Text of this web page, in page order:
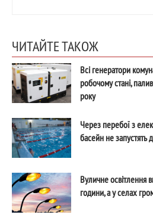
ЧИТАЙТЕ ТАКОЖ
Всі генератори
робочому стані,
року
Через перебої з
басейн не запустять
Вуличне освітлення
години, а у селах